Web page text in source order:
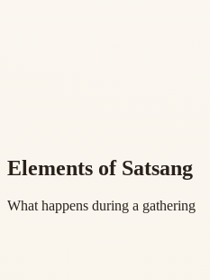
Elements of Satsang
What happens during a gathering